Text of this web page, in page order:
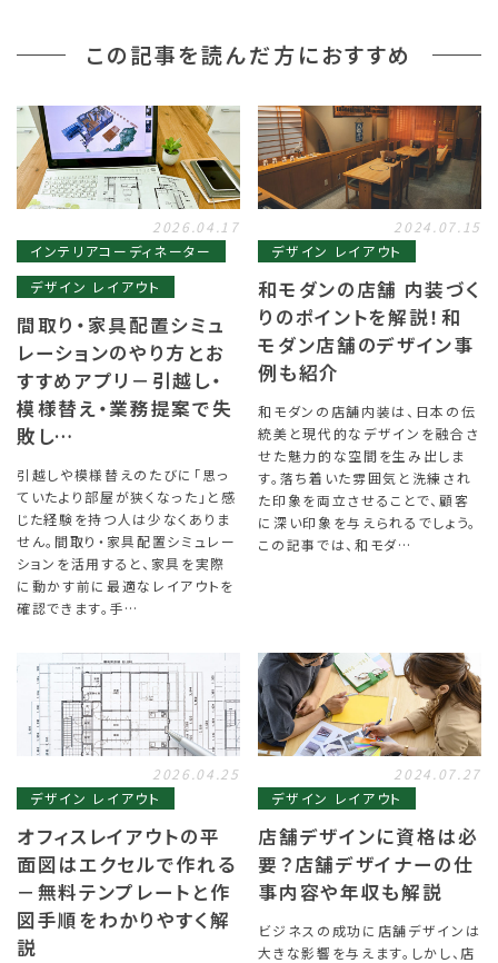
この記事を読んだ方におすすめ
インテリアコーディネーター
デザイン レイアウト
2026.04.17
間取り・家具配置シミュ
レーションのやり方とお
すすめアプリ－引越し・
模様替え・業務提案で失
敗し…
引越しや模様替えのたびに「思っ
ていたより部屋が狭くなった」と感
じた経験を持つ人は少なくありま
せん。間取り・家具配置シミュレー
ションを活用すると、家具を実際
に動かす前に最適なレイアウトを
確認できます。手…
デザイン レイアウト
2024.07.15
和モダンの店舗 内装づく
りのポイントを解説！和
モダン店舗のデザイン事
例も紹介
和モダンの店舗内装は、日本の伝
統美と現代的なデザインを融合さ
せた魅力的な空間を生み出しま
す。落ち着いた雰囲気と洗練され
た印象を両立させることで、顧客
に深い印象を与えられるでしょう。
この記事では、和モダ…
デザイン レイアウト
2026.04.25
オフィスレイアウトの平
面図はエクセルで作れる
－無料テンプレートと作
図手順をわかりやすく解
説
デザイン レイアウト
2024.07.27
店舗デザインに資格は必
要？店舗デザイナーの仕
事内容や年収も解説
ビジネスの成功に店舗デザインは
大きな影響を与えます。しかし、店